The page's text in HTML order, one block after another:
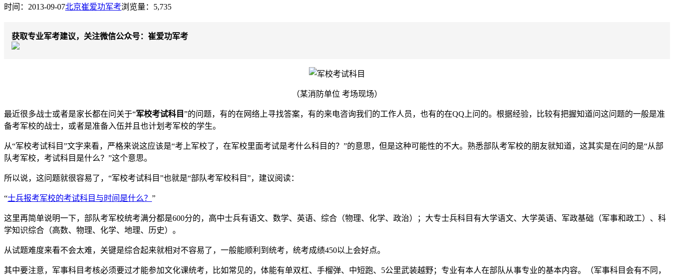
时间：2013-09-07北京崔爱功军考浏览量：5,735
获取专业军考建议，关注微信公众号：崔爱功军考
（某消防单位 考场现场）
最近很多战士或者是家长都在问关于“军校考试科目”的问题，有的在网络上寻找答案，有的来电咨询我们的工作人员，也有的在QQ上问的。根据经验，比较有把握知道问这问题的一般是准
备考军校的战士，或者是准备入伍并且也计划考军校的学生。
从“军校考试科目”文字来看，严格来说这应该是“考上军校了，在军校里面考试是考什么科目的？”的意思，但是这种可能性的不大。熟悉部队考军校的朋友就知道，这其实是在问的是“从部
队考军校，考试科目是什么？”这个意思。
所以说，这问题就很容易了，“军校考试科目”也就是“部队考军校科目”，建议阅读：
“士兵报考军校的考试科目与时间是什么？ ”
这里再简单说明一下，部队考军校统考满分都是600分的，高中士兵有语文、数学、英语、综合（物理、化学、政治）；大专士兵科目有大学语文、大学英语、军政基础（军事和政工）、科
学知识综合（高数、物理、化学、地理、历史）。
从试题难度来看不会太难，关键是综合起来就相对不容易了，一般能顺利到统考，统考成绩450以上会好点。
其中要注意，军事科目考核必须要过才能参加文化课统考，比如常见的，体能有单双杠、手榴弹、中短跑、5公里武装越野；专业有本人在部队从事专业的基本内容。（军事科目会有不同，